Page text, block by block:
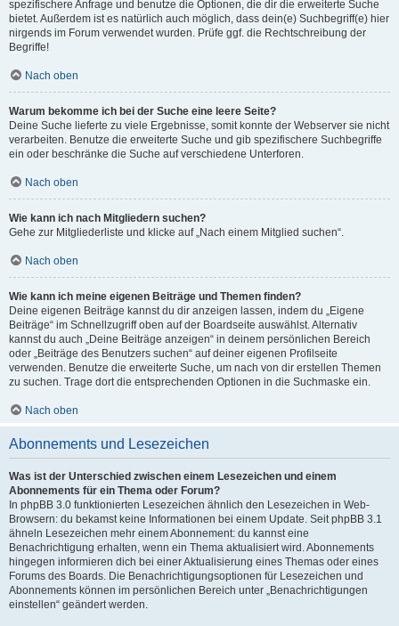
spezifischere Anfrage und benutze die Optionen, die dir die erweiterte Suche
bietet. Außerdem ist es natürlich auch möglich, dass dein(e) Suchbegriff(e) hier
nirgends im Forum verwendet wurden. Prüfe ggf. die Rechtschreibung der
Begriffe!
Nach oben
Warum bekomme ich bei der Suche eine leere Seite?
Deine Suche lieferte zu viele Ergebnisse, somit konnte der Webserver sie nicht
verarbeiten. Benutze die erweiterte Suche und gib spezifischere Suchbegriffe
ein oder beschränke die Suche auf verschiedene Unterforen.
Nach oben
Wie kann ich nach Mitgliedern suchen?
Gehe zur Mitgliederliste und klicke auf „Nach einem Mitglied suchen“.
Nach oben
Wie kann ich meine eigenen Beiträge und Themen finden?
Deine eigenen Beiträge kannst du dir anzeigen lassen, indem du „Eigene
Beiträge“ im Schnellzugriff oben auf der Boardseite auswählst. Alternativ
kannst du auch „Deine Beiträge anzeigen“ in deinem persönlichen Bereich
oder „Beiträge des Benutzers suchen“ auf deiner eigenen Profilseite
verwenden. Benutze die erweiterte Suche, um nach von dir erstellen Themen
zu suchen. Trage dort die entsprechenden Optionen in die Suchmaske ein.
Nach oben
Abonnements und Lesezeichen
Was ist der Unterschied zwischen einem Lesezeichen und einem
Abonnements für ein Thema oder Forum?
In phpBB 3.0 funktionierten Lesezeichen ähnlich den Lesezeichen in Web-
Browsern: du bekamst keine Informationen bei einem Update. Seit phpBB 3.1
ähneln Lesezeichen mehr einem Abonnement: du kannst eine
Benachrichtigung erhalten, wenn ein Thema aktualisiert wird. Abonnements
hingegen informieren dich bei einer Aktualisierung eines Themas oder eines
Forums des Boards. Die Benachrichtigungsoptionen für Lesezeichen und
Abonnements können im persönlichen Bereich unter „Benachrichtigungen
einstellen“ geändert werden.